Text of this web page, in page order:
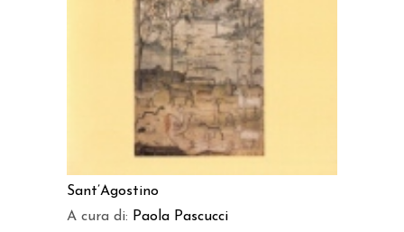
Sant’Agostino
A cura di: Paola Pascucci